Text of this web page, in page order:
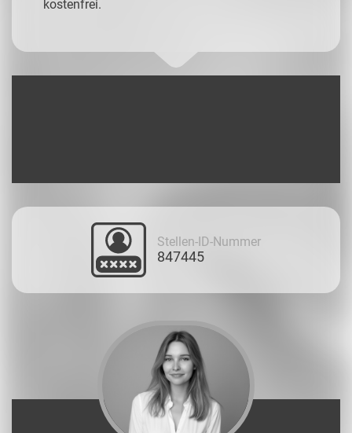
kostenfrei.
Stellen-ID-Nummer
847445